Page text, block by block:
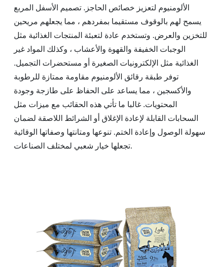
الألومنيوم لتعزيز خصائص الحاجز. تصميم الأسفل المربع
يسمح لهم بالوقوف مستقيما بمفردهم ، مما يجعلهم مريحين
للتخزين والعرض. وتستخدم عادة لتعبئة المنتجات الغذائية مثل
الوجبات الخفيفة والقهوة والأعشاب ، وكذلك المواد غير
الغذائية مثل الإلكترونيات الصغيرة أو مستحضرات التجميل.
توفر طبقة رقائق الألومنيوم مقاومة ممتازة للرطوبة
والأكسجين ، مما يساعد على الحفاظ على طازجة وجودة
المحتويات. غالبا ما تأتي هذه الحقائب مع ميزات مثل
السحابات القابلة لإعادة الإغلاق أو الشرائط اللاصقة لضمان
سهولة الوصول وإعادة الختم. تنوعها ومتانتها وصفاتها الوقائية
تجعلها خيار شعبي لمختلف الصناعات.